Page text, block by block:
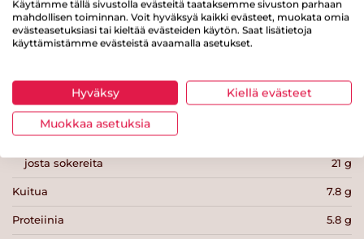
Ravintosisältö / 100 g
Energiaa
Rasvaa 17 g
josta tyydyttynyttä rasvaa 4.5 g
Hiilihydraatteja
josta sokereita 21 g
Kuitua 7.8 g
Proteiinia 5.8 g
Käytämme tällä sivustolla evästeitä taataksemme sivuston parhaan
mahdollisen toiminnan. Voit hyväksyä kaikki evästeet, muokata omia
evästeasetuksiasi tai kieltää evästeiden käytön. Saat lisätietoja
käyttämistämme evästeistä avaamalla asetukset.
Hyväksy Kiellä evästeet
Muokkaa asetuksia